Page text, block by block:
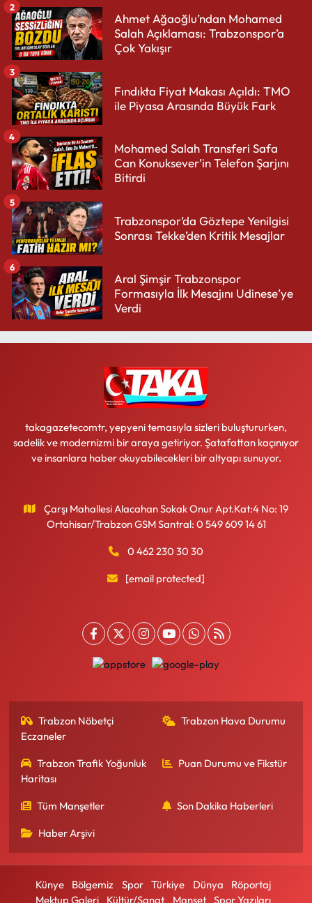
Ahmet Ağaoğlu’ndan Mohamed
Salah Açıklaması: Trabzonspor’a
Çok Yakışır
2
Fındıkta Fiyat Makası Açıldı: TMO
ile Piyasa Arasında Büyük Fark
3
Mohamed Salah Transferi Safa
Can Konuksever’in Telefon Şarjını
Bitirdi
4
Trabzonspor’da Göztepe Yenilgisi
Sonrası Tekke’den Kritik Mesajlar
5
Aral Şimşir Trabzonspor
Formasıyla İlk Mesajını Udinese’ye
Verdi
6
takagazetecomtr, yepyeni temasıyla sizleri buluştururken,
sadelik ve modernizmi bir araya getiriyor. Şatafattan kaçınıyor
ve insanlara haber okuyabilecekleri bir altyapı sunuyor.
Çarşı Mahallesi Alacahan Sokak Onur Apt.Kat:4 No: 19
Ortahisar/Trabzon GSM Santral: 0 549 609 14 61
0 462 230 30 30
[email protected]
Trabzon Nöbetçi
Eczaneler
Trabzon Hava Durumu
Trabzon Trafik Yoğunluk
Haritası
Puan Durumu ve Fikstür
Tüm Manşetler Son Dakika Haberleri
Haber Arşivi
Künye Bölgemiz Spor Türkiye Dünya
Röportaj
Mektup Galeri
Kültür/Sanat Manşet Spor Yazıları